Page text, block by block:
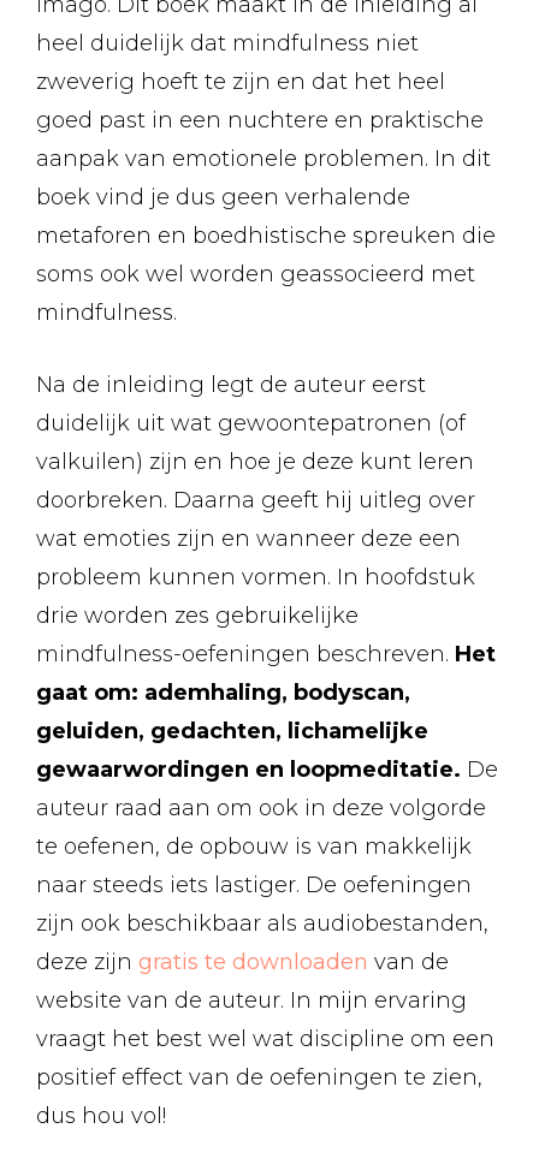
heel duidelijk dat mindfulness niet
zweverig hoeft te zijn en dat het heel
goed past in een nuchtere en praktische
aanpak van emotionele problemen. In dit
boek vind je dus geen verhalende
metaforen en boedhistische spreuken die
soms ook wel worden geassocieerd met
mindfulness.
Na de inleiding legt de auteur eerst
duidelijk uit wat gewoontepatronen (of
valkuilen) zijn en hoe je deze kunt leren
doorbreken. Daarna geeft hij uitleg over
wat emoties zijn en wanneer deze een
probleem kunnen vormen. In hoofdstuk
drie worden zes gebruikelijke
mindfulness-oefeningen beschreven. Het
gaat om: ademhaling, bodyscan,
geluiden, gedachten, lichamelijke
gewaarwordingen en loopmeditatie. De
auteur raad aan om ook in deze volgorde
te oefenen, de opbouw is van makkelijk
naar steeds iets lastiger. De oefeningen
zijn ook beschikbaar als audiobestanden,
deze zijn gratis te downloaden van de
website van de auteur. In mijn ervaring
vraagt het best wel wat discipline om een
positief effect van de oefeningen te zien,
dus hou vol!